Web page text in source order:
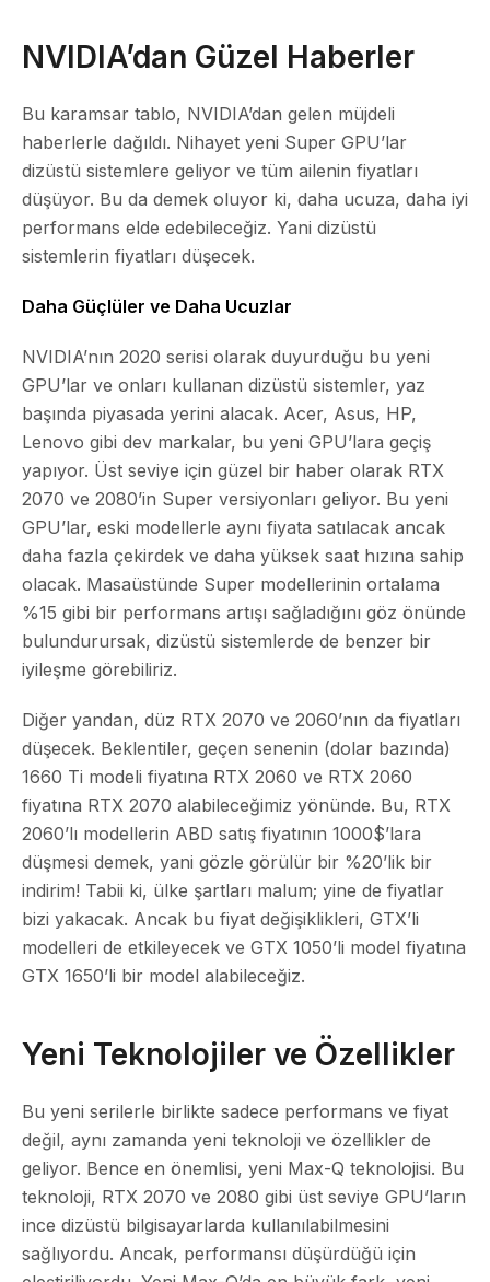
NVIDIA’dan Güzel Haberler
Bu karamsar tablo, NVIDIA’dan gelen müjdeli
haberlerle dağıldı. Nihayet yeni Super GPU’lar
dizüstü sistemlere geliyor ve tüm ailenin fiyatları
düşüyor. Bu da demek oluyor ki, daha ucuza, daha iyi
performans elde edebileceğiz. Yani dizüstü
sistemlerin fiyatları düşecek.
Daha Güçlüler ve Daha Ucuzlar
NVIDIA’nın 2020 serisi olarak duyurduğu bu yeni
GPU’lar ve onları kullanan dizüstü sistemler, yaz
başında piyasada yerini alacak. Acer, Asus, HP,
Lenovo gibi dev markalar, bu yeni GPU’lara geçiş
yapıyor. Üst seviye için güzel bir haber olarak RTX
2070 ve 2080’in Super versiyonları geliyor. Bu yeni
GPU’lar, eski modellerle aynı fiyata satılacak ancak
daha fazla çekirdek ve daha yüksek saat hızına sahip
olacak. Masaüstünde Super modellerinin ortalama
%15 gibi bir performans artışı sağladığını göz önünde
bulundurursak, dizüstü sistemlerde de benzer bir
iyileşme görebiliriz.
Diğer yandan, düz RTX 2070 ve 2060’nın da fiyatları
düşecek. Beklentiler, geçen senenin (dolar bazında)
1660 Ti modeli fiyatına RTX 2060 ve RTX 2060
fiyatına RTX 2070 alabileceğimiz yönünde. Bu, RTX
2060’lı modellerin ABD satış fiyatının 1000$’lara
düşmesi demek, yani gözle görülür bir %20’lik bir
indirim! Tabii ki, ülke şartları malum; yine de fiyatlar
bizi yakacak. Ancak bu fiyat değişiklikleri, GTX’li
modelleri de etkileyecek ve GTX 1050’li model fiyatına
GTX 1650’li bir model alabileceğiz.
Yeni Teknolojiler ve Özellikler
Bu yeni serilerle birlikte sadece performans ve fiyat
değil, aynı zamanda yeni teknoloji ve özellikler de
geliyor. Bence en önemlisi, yeni Max-Q teknolojisi. Bu
teknoloji, RTX 2070 ve 2080 gibi üst seviye GPU’ların
ince dizüstü bilgisayarlarda kullanılabilmesini
sağlıyordu. Ancak, performansı düşürdüğü için